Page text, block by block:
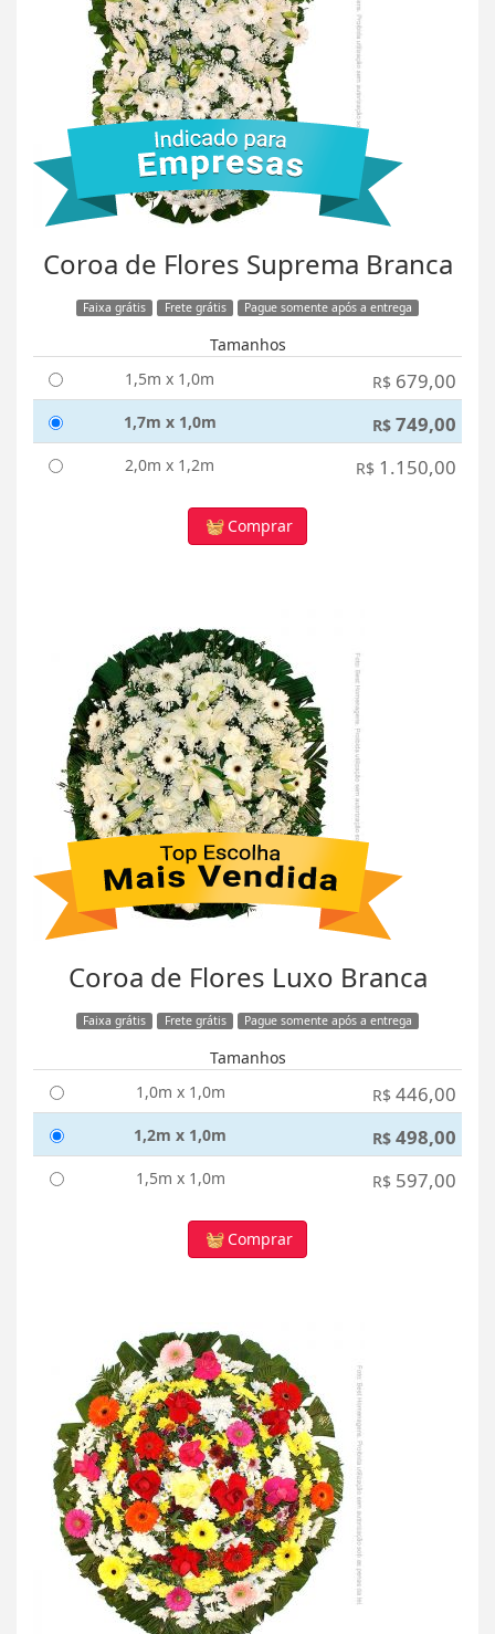
Coroa de Flores Suprema Branca
Faixa grátis Frete grátis Pague somente após a entrega
Tamanhos
1,5m x 1,0m
R$ 679,00
1,7m x 1,0m R$ 749,00
2,0m x 1,2m R$ 1.150,00
Comprar
Coroa de Flores Luxo Branca
Faixa grátis Frete grátis Pague somente após a entrega
Tamanhos
1,0m x 1,0m
R$ 446,00
1,2m x 1,0m R$ 498,00
1,5m x 1,0m R$ 597,00
Comprar